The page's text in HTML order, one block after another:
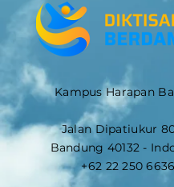
Kampus Harapan
Jalan Dipatiukur
Bandung 40132 -
+62 22 250 6636